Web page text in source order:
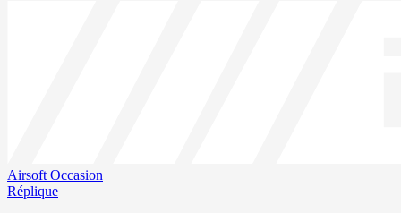
Airsoft Occasion
Réplique